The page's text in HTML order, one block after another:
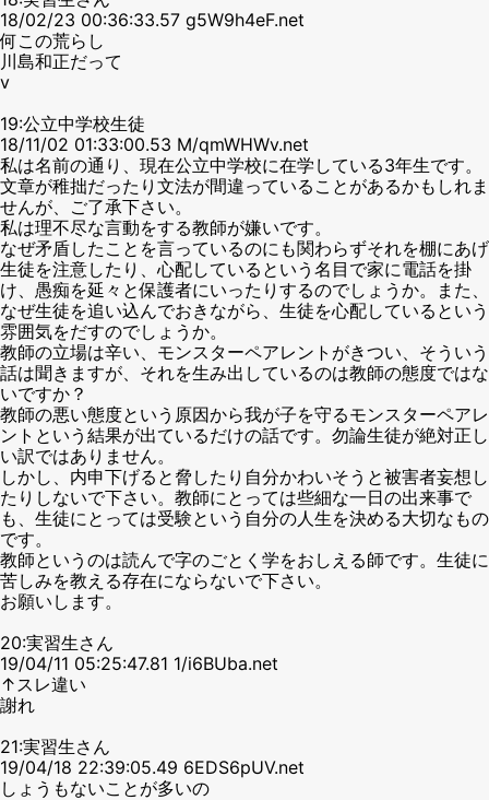
18/02/23 00:36:33.57 g5W9h4eF.net
何この荒らし
川島和正だって
v
19:公立中学校生徒
18/11/02 01:33:00.53 M/qmWHWv.net
私は名前の通り、現在公立中学校に在学している3年生です。
文章が稚拙だったり文法が間違っていることがあるかもしれま
せんが、ご了承下さい。
私は理不尽な言動をする教師が嫌いです。
なぜ矛盾したことを言っているのにも関わらずそれを棚にあげ
生徒を注意したり、心配しているという名目で家に電話を掛
け、愚痴を延々と保護者にいったりするのでしょうか。また、
なぜ生徒を追い込んでおきながら、生徒を心配しているという
雰囲気をだすのでしょうか。
教師の立場は辛い、モンスターペアレントがきつい、そういう
話は聞きますが、それを生み出しているのは教師の態度ではな
いですか？
教師の悪い態度という原因から我が子を守るモンスターペアレ
ントという結果が出ているだけの話です。勿論生徒が絶対正し
い訳ではありません。
しかし、内申下げると脅したり自分かわいそうと被害者妄想し
たりしないで下さい。教師にとっては些細な一日の出来事で
も、生徒にとっては受験という自分の人生を決める大切なもの
です。
教師というのは読んで字のごとく学をおしえる師です。生徒に
苦しみを教える存在にならないで下さい。
お願いします。
20:実習生さん
19/04/11 05:25:47.81 1/i6BUba.net
↑スレ違い
謝れ
21:実習生さん
19/04/18 22:39:05.49 6EDS6pUV.net
しょうもないことが多いの